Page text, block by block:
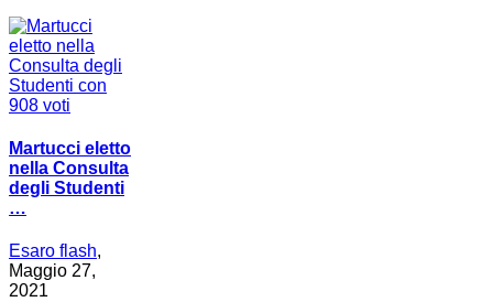
Martucci eletto
nella Consulta
degli Studenti
…
Esaro flash,
Maggio 27,
2021